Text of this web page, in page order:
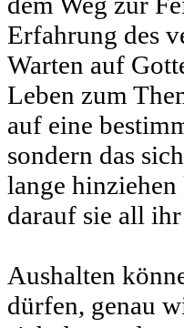
Erfahrung des
Warten auf
Leben zum
auf eine
sondern das
lange
darauf sie all
Aushalten
dürfen, genau